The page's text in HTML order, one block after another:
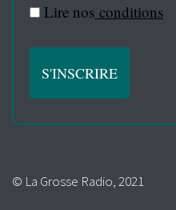
Lire nos conditions
© La Grosse Radio, 2021